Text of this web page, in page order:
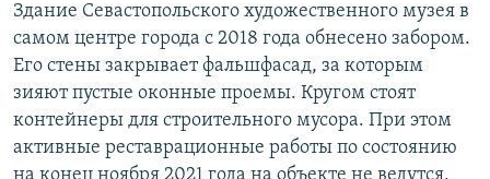
Здание Севастопольского художественного музея в
самом центре города с 2018 года обнесено забором.
Его стены закрывает фальшфасад, за которым
зияют пустые оконные проемы. Кругом стоят
контейнеры для строительного мусора. При этом
активные реставрационные работы по состоянию